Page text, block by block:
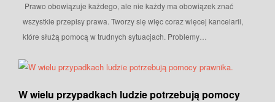
Prawo obowiązuje każdego, ale nie każdy ma obowiązek znać
wszystkie przepisy prawa. Tworzy się więc coraz więcej kancelarii,
które służą pomocą w trudnych sytuacjach. Problemy…
W wielu przypadkach ludzie potrzebują pomocy